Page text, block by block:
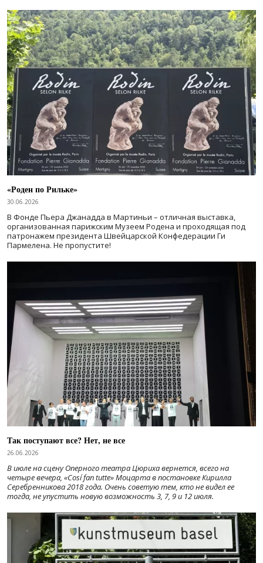
«Роден по Рильке»
30.06.2026
В Фонде Пьера Джанадда в Мартиньи – отличная выставка,
организованная парижским Музеем Родена и проходящая под
патронажем президента Швейцарской Конфедерации Ги
Пармелена. Не пропустите!
Так поступают все? Нет, не все
26.06.2026
В июле на сцену Оперного театра Цюриха вернется, всего на
четыре вечера, «Cosí fan tutte» Моцарта в постановке Кирилла
Серебренникова 2018 года. Очень советую тем, кто не видел ее
тогда, не упустить новую возможность 3, 7, 9 и 12 июля.